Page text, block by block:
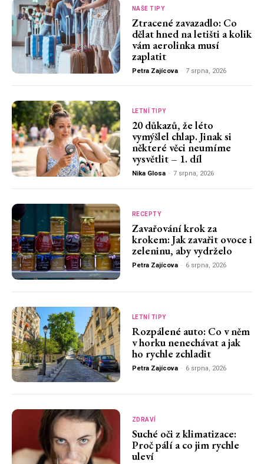
NAŠE TIPY
Ztracené zavazadlo: Co
dělat hned na letišti a kolik
vám aerolinka musí
zaplatit
Petra Zajícova - 7 srpna, 2026
LETNÍ TIPY
20 důkazů, že léto
vymýšlel chlap. Jinak si
některé věci neumíme
vysvětlit – 1. díl
Nika Glosa - 7 srpna, 2026
RECEPTY
Zavařování krok za
krokem: Jak zavařit ovoce i
zeleninu, aby vydrželo
Petra Zajícova - 6 srpna, 2026
LETNÍ TIPY
Rozpálené auto: Co v něm
v horku nenechávat a jak
ho rychle zchladit
Petra Zajícova - 6 srpna, 2026
ZDRAVÍ
Suché oči z klimatizace:
Proč pálí a co jim rychle
uleví